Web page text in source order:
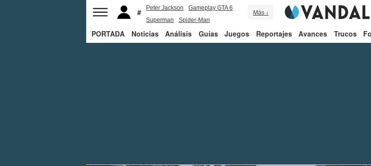
Peter Jackson
Gameplay GTA 6
Superman
Spider-Man
Más ↓
PORTADA Noticias Análisis Guías Juegos Reportajes Avances Trucos